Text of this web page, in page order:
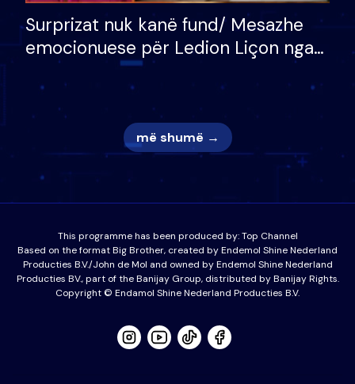
Surprizat nuk kanë fund/ Mesazhe
emocionuese për Ledion Liçon nga
nëna dhe fëmijët e tij, moderatori
nuk i mban dot lotët: Nuk meritoj…
më shumë →
This programme has been produced by:Top Channel
Based on the format Big Brother, created by Endemol Shine Nederland
Producties B.V./John de Mol and owned by Endemol Shine Nederland
Producties BV., part of the Banijay Group, distributed by Banijay Rights.
Copyright © Endamol Shine Nederland Producties B.V.